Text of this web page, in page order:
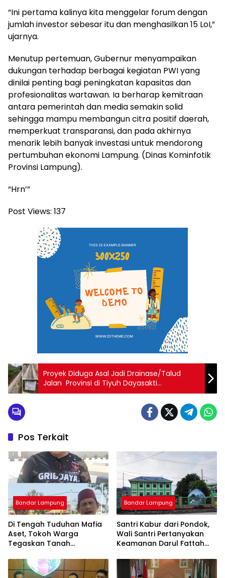
“Ini pertama kalinya kita menggelar forum dengan
jumlah investor sebesar itu dan menghasilkan 15 LoI,”
ujarnya.
Menutup pertemuan, Gubernur menyampaikan
dukungan terhadap berbagai kegiatan PWI yang
dinilai penting bagi peningkatan kapasitas dan
profesionalitas wartawan. Ia berharap kemitraan
antara pemerintah dan media semakin solid
sehingga mampu membangun citra positif daerah,
memperkuat transparansi, dan pada akhirnya
menarik lebih banyak investasi untuk mendorong
pertumbuhan ekonomi Lampung. (Dinas Kominfotik
Provinsi Lampung).
“Hrn’”
Post Views: 137
Proyek Diduga Asal Jadi Drainase/Talud
Jalan Provinsi di Tiyuh Dayasakti
Kecamatan Tumijajar, Kabupaten Tulang
Pos Terkait
Bandar Lampung
Di Tengah Tuduhan Mafia
Aset, Tokoh Warga
Tegaskan Tanah
Kini Dibangun SPBU Haji
Suef
Bandar Lampung
Santri Kabur dari Pondok,
Wali Santri Pertanyakan
Keamanan Darul Fattah